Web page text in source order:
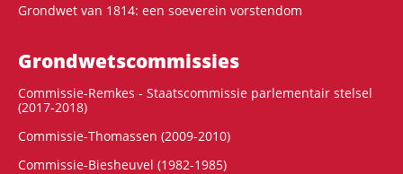
Grondwet van 1814: een soeverein vorstendom
Grondwets­commissies
Commissie-Remkes - Staatscommissie parlementair stelsel
(2017-2018)
Commissie-Thomassen (2009-2010)
Commissie-Biesheuvel (1982-1985)